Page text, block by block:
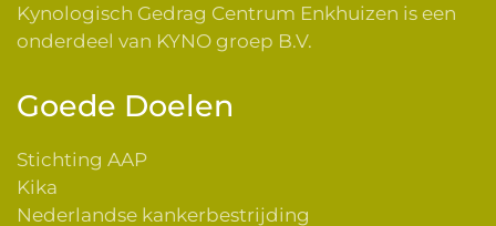
Kynologisch Gedrag Centrum Enkhuizen is een
onderdeel van KYNO groep B.V.
Goede Doelen
Stichting AAP
Kika
Nederlandse kankerbestrijding